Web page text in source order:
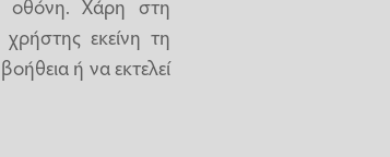
εκείνη τη
ή να εκτελεί